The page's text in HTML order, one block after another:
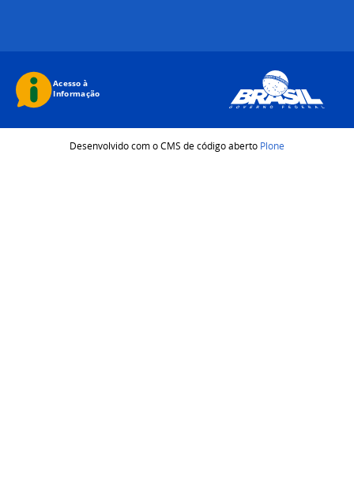
Desenvolvido com o CMS de código aberto Plone